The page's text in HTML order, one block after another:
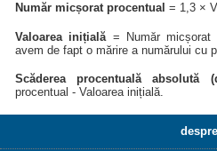
Număr micșorat procentual = 1,3 ×
Valoarea inițială = Număr
avem de fapt o mărire a numărului cu
Scăderea procentuală absolută
procentual - Valoarea inițială.
despre